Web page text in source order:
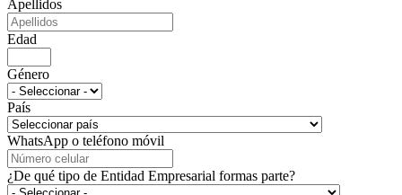
Apellidos
Edad
Género
País
WhatsApp o teléfono móvil
¿De qué tipo de Entidad Empresarial formas parte?